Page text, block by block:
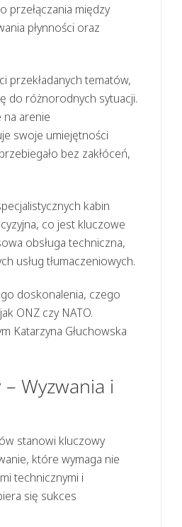
przełączania między
płynności oraz
przekładanych tematów,
do różnorodnych sytuacji.
arenie
swoje umiejętności
bez zakłóceń,
kabin
co jest kluczowe
obsługa techniczna,
usług tłumaczeniowych.
doskonalenia, czego
ONZ czy NATO.
Katarzyna Głuchowska
Wyzwania i
stanowi kluczowy
które wymaga nie
technicznymi i
się sukces